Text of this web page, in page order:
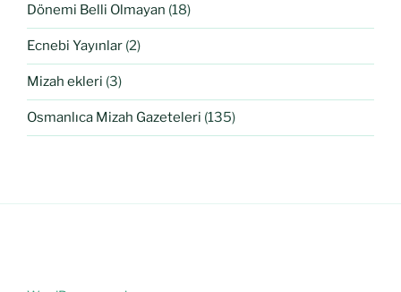
Dönemi Belli Olmayan (18)
Ecnebi Yayınlar (2)
Mizah ekleri (3)
Osmanlıca Mizah Gazeteleri (135)